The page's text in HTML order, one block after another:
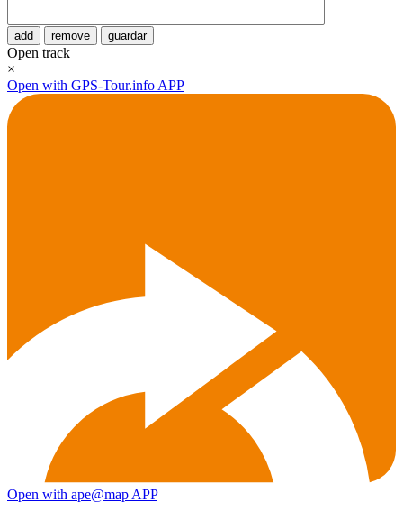
add remove guardar
Open track
×
Open with GPS-Tour.info APP
Open with ape@map APP